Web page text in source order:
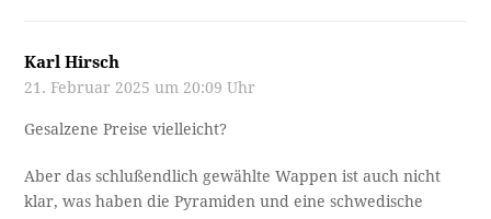
Karl Hirsch
21. Februar 2025 um 20:09 Uhr
Gesalzene Preise vielleicht?
Aber das schlußendlich gewählte Wappen ist auch nicht
klar, was haben die Pyramiden und eine schwedische